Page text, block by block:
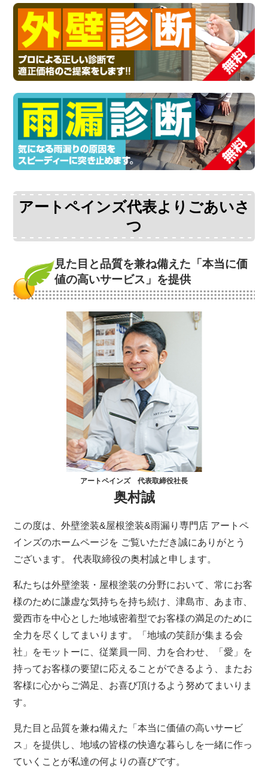
アートペインズ代表よりごあいさ
つ
見た目と品質を兼ね備えた 「本当に価
値の高いサービス」を提供
アートペインズ 代表取締役社長
奥村誠
この度は、外壁塗装&屋根塗装&雨漏り専門店 アートペ
インズのホームページを ご覧いただき誠にありがとう
ございます。 代表取締役の奥村誠と申します。
私たちは外壁塗装・屋根塗装の分野において、常にお客
様のために謙虚な気持ちを持ち続け、津島市、あま市、
愛西市を中心とした地域密着型でお客様の満足のために
全力を尽くしてまいります。「地域の笑顔が集まる会
社」をモットーに、従業員一同、力を合わせ、「愛」を
持ってお客様の要望に応えることができるよう、またお
客様に心からご満足、お喜び頂けるよう努めてまいりま
す。
見た目と品質を兼ね備えた「本当に価値の高いサービ
ス」を提供し、地域の皆様の快適な暮らしを一緒に作っ
ていくことが私達の何よりの喜びです。